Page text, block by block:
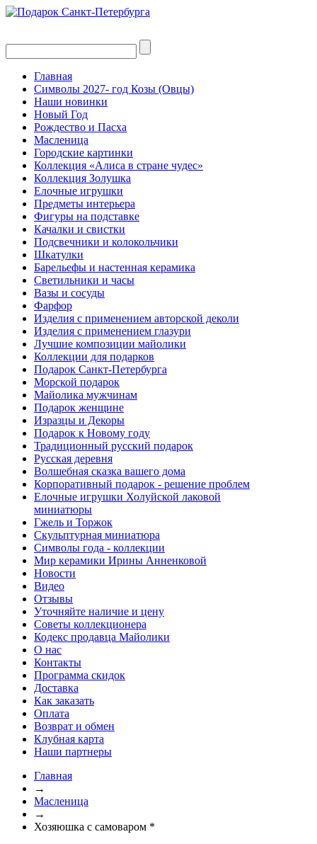
Главная
Символы 2027- год Козы (Овцы)
Наши новинки
Новый Год
Рождество и Пасха
Масленица
Городские картинки
Коллекция «Алиса в стране чудес»
Коллекция Золушка
Елочные игрушки
Предметы интерьера
Фигуры на подставке
Качалки и свистки
Подсвечники и колокольчики
Шкатулки
Барельефы и настенная керамика
Светильники и часы
Вазы и сосуды
Фарфор
Изделия с применением авторской деколи
Изделия с применением глазури
Лучшие композиции майолики
Коллекции для подарков
Подарок Санкт-Петербурга
Морской подарок
Майолика мужчинам
Подарок женщине
Изразцы и Декоры
Подарок к Новому году
Традиционный русский подарок
Русская деревня
Волшебная сказка вашего дома
Корпоративный подарок - решение проблем
Елочные игрушки Холуйской лаковой
миниатюры
Гжель и Торжок
Скульптурная миниатюра
Символы года - коллекции
Мир керамики Ирины Анненковой
Новости
Видео
Отзывы
Уточняйте наличие и цену
Советы коллекционера
Кодекс продавца Майолики
О нас
Контакты
Программа скидок
Доставка
Как заказать
Оплата
Возврат и обмен
Клубная карта
Наши партнеры
Главная
→
Масленица
→
Хозяюшка с самоваром *